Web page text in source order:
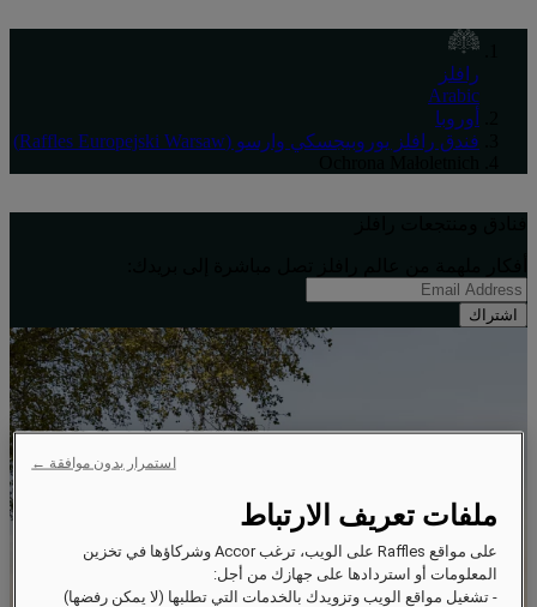
رافلز
Arabic
أوروبا
فندق رافلز يوروبيجسكي وارسو (Raffles Europejski Warsaw)
اشتراك
ملفات تعريف الارتباط
على مواقع Raffles على الويب، ترغب Accor وشركاؤها في تخزين
المعلومات أو استردادها على جهازك من أجل:
- تشغيل مواقع الويب وتزويدك بالخدمات التي تطلبها (لا يمكن رفضها)
استمرار بدون موافقة ←